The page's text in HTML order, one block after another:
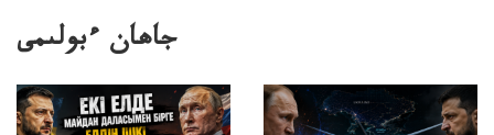
جاھان ءبولىمى